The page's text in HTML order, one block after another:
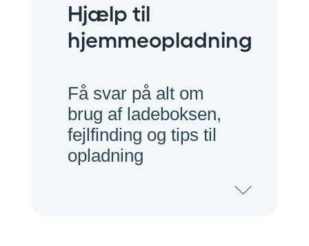
Hjælp til
hjemmeopladning
Få svar på alt om
brug af ladeboksen,
fejlfinding og tips til
opladning